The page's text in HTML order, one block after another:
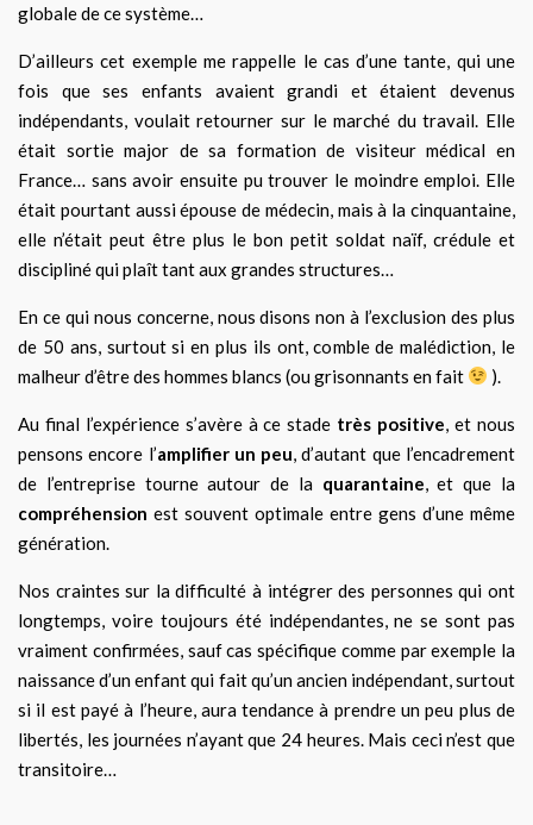
globale de ce système…
D’ailleurs cet exemple me rappelle le cas d’une tante, qui une
fois que ses enfants avaient grandi et étaient devenus
indépendants, voulait retourner sur le marché du travail. Elle
était sortie major de sa formation de visiteur médical en
France… sans avoir ensuite pu trouver le moindre emploi. Elle
était pourtant aussi épouse de médecin, mais à la cinquantaine,
elle n’était peut être plus le bon petit soldat naïf, crédule et
discipliné qui plaît tant aux grandes structures…
En ce qui nous concerne, nous disons non à l’exclusion des plus
de 50 ans, surtout si en plus ils ont, comble de malédiction, le
malheur d’être des hommes blancs (ou grisonnants en fait
).
Au final l’expérience s’avère à ce stade très positive , et nous
pensons encore l’amplifier un peu , d’autant que l’encadrement
de l’entreprise tourne autour de la quarantaine , et que la
compréhension est souvent optimale entre gens d’une même
génération.
Nos craintes sur la difficulté à intégrer des personnes qui ont
longtemps, voire toujours été indépendantes, ne se sont pas
vraiment confirmées, sauf cas spécifique comme par exemple la
naissance d’un enfant qui fait qu’un ancien indépendant, surtout
si il est payé à l’heure, aura tendance à prendre un peu plus de
libertés, les journées n’ayant que 24 heures. Mais ceci n’est que
transitoire…